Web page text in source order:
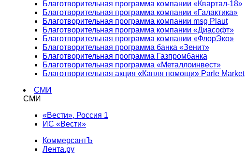
Благотворительная программа компании «Квартал-18»
Благотворительная программа компании «Галактика»
Благотворительная программа компании msg Plaut
Благотворительная программа компании «Диасофт»
Благотворительная программа компании «ФлорЭко»
Благотворительная программа банка «Зенит»
Благотворительная программа Газпромбанка
Благотворительная программа «Металлоинвест»
Благотворительная акция «Капля помощи» Parle Market
СМИ
СМИ
«Вести», Россия 1
ИС «Вести»
КоммерсантЪ
Лента.ру